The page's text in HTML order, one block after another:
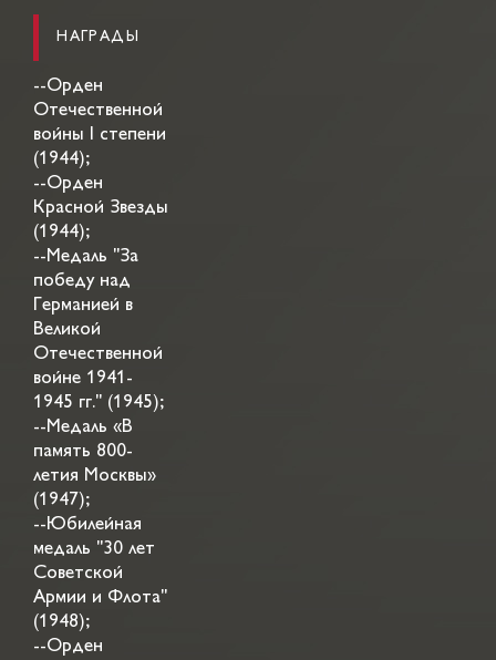
НАГРАДЫ
--Орден
Отечественной
войны I степени
(1944);
--Орден
Красной Звезды
(1944);
--Медаль "За
победу над
Германией в
Великой
Отечественной
войне 1941-
1945 гг." (1945);
--Медаль «В
память 800-
летия Москвы»
(1947);
--Юбилейная
медаль "30 лет
Советской
Армии и Флота"
(1948);
--Орден